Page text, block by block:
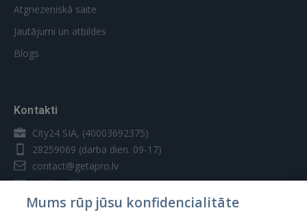
Atgriezeniskā saite
Jautājumi un atbildes
Blogs
Kontakti
City24 SIA, (40003692375)
28259069 (darba dien. 09-17)
contact@getapro.lv
Mums rūp jūsu konfidencialitāte